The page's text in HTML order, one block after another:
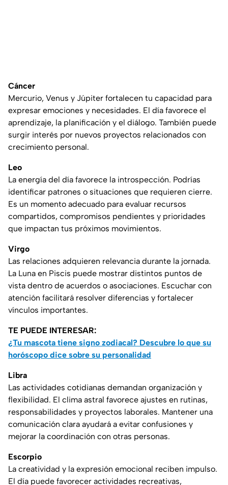
Cáncer
Mercurio, Venus y Júpiter fortalecen tu capacidad para
expresar emociones y necesidades. El día favorece el
aprendizaje, la planificación y el diálogo. También puede
surgir interés por nuevos proyectos relacionados con
crecimiento personal.
Leo
La energía del día favorece la introspección. Podrías
identificar patrones o situaciones que requieren cierre.
Es un momento adecuado para evaluar recursos
compartidos, compromisos pendientes y prioridades
que impactan tus próximos movimientos.
Virgo
Las relaciones adquieren relevancia durante la jornada.
La Luna en Piscis puede mostrar distintos puntos de
vista dentro de acuerdos o asociaciones. Escuchar con
atención facilitará resolver diferencias y fortalecer
vínculos importantes.
TE PUEDE INTERESAR:
¿Tu mascota tiene signo zodiacal? Descubre lo que su
horóscopo dice sobre su personalidad
Libra
Las actividades cotidianas demandan organización y
flexibilidad. El clima astral favorece ajustes en rutinas,
responsabilidades y proyectos laborales. Mantener una
comunicación clara ayudará a evitar confusiones y
mejorar la coordinación con otras personas.
Escorpio
La creatividad y la expresión emocional reciben impulso.
El día puede favorecer actividades recreativas,